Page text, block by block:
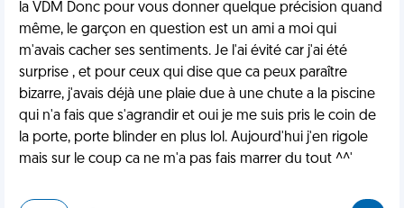
la VDM Donc pour vous donner quelque précision quand
même, le garçon en question est un ami a moi qui
m'avais cacher ses sentiments. Je l'ai évité car j'ai été
surprise , et pour ceux qui dise que ca peux paraître
bizarre, j'avais déjà une plaie due à une chute a la piscine
qui n'a fais que s'agrandir et oui je me suis pris le coin de
la porte, porte blinder en plus lol. Aujourd'hui j'en rigole
mais sur le coup ca ne m'a pas fais marrer du tout ^^'